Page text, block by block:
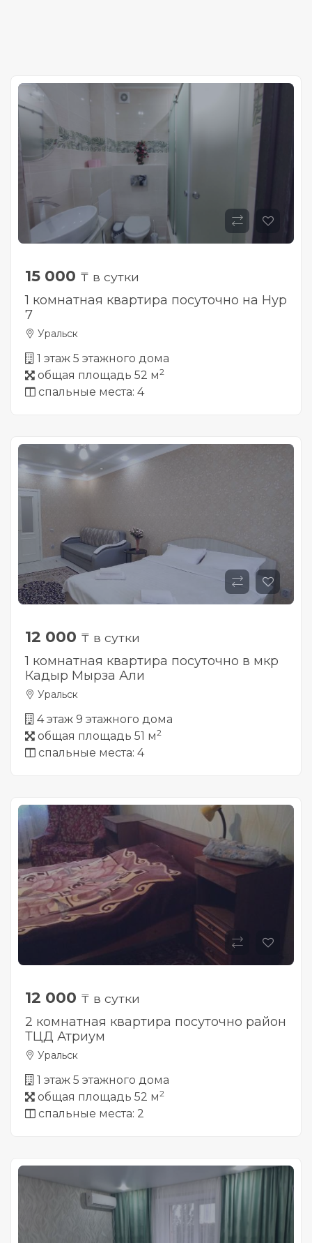
15 000 ₸ в сутки
1 комнатная квартира посуточно на Нур
7
Уральск
1 этаж 5 этажного дома
общая площадь 52 м2
спальные места: 4
12 000 ₸ в сутки
1 комнатная квартира посуточно в мкр
Кадыр Мырза Али
Уральск
4 этаж 9 этажного дома
общая площадь 51 м2
спальные места: 4
12 000 ₸ в сутки
2 комнатная квартира посуточно район
ТЦД Атриум
Уральск
1 этаж 5 этажного дома
общая площадь 52 м2
спальные места: 2